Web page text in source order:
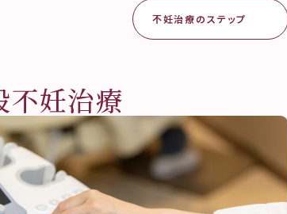
不妊治療のステップ
不妊治療